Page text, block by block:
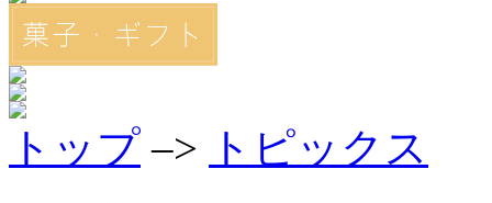
トップ –> トピックス